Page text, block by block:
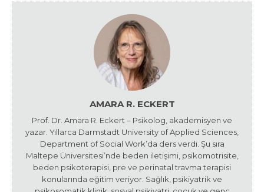
AMARA R. ECKERT
Prof. Dr. Amara R. Eckert – Psikolog, akademisyen ve
yazar. Yıllarca Darmstadt University of Applied Sciences,
Department of Social Work’da ders verdi. Şu sıra
Maltepe Üniversitesi’nde beden iletişimi, psikomotrisite,
beden psikoterapisi, pre ve perinatal travma terapisi
konularında eğitim veriyor. Sağlık, psikiyatrik ve